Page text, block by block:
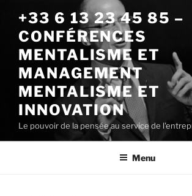
contenu
principal
+33 6 13 23 45 85 –
CONFÉRENCES
MENTALISME ET
MANAGEMENT
MENTALISME ET
INNOVATION
Le pouvoir de la pensée au service de
Menu